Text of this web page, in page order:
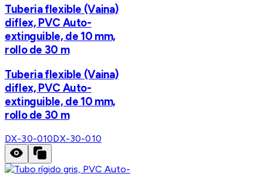
Tuberia flexible (Vaina)
diflex, PVC Auto-
extinguible, de 10 mm,
rollo de 30 m
Tuberia flexible (Vaina)
diflex, PVC Auto-
extinguible, de 10 mm,
rollo de 30 m
DX-30-010DX-30-010